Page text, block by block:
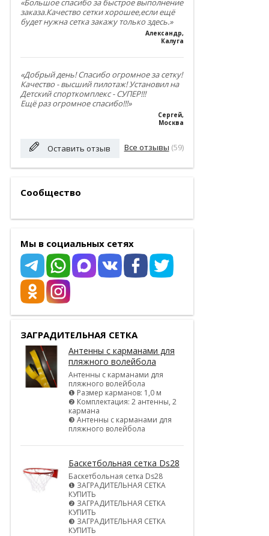
«Большое спасибо за быстрое выполнение
заказа.Качество сетки хорошее,если ещё
будет нужна сетка закажу только здесь.»
Александр,
Калуга
«Добрый день! Спасибо огромное за сетку!
Качество - высший пилотаж! Установил на
Детский спорткомплекс - СУПЕР!!!
Ещё раз огромное спасибо!!!»
Сергей,
Москва
Оставить отзыв Все отзывы (59)
Сообщество
Мы в социальных сетях
ЗАГРАДИТЕЛЬНАЯ СЕТКА
Антенны с карманами для
пляжного волейбола
Антенны с карманами для
пляжного волейбола
❶ Размер карманов: 1,0 м
❷ Комплектация: 2 антенны, 2
кармана
❸ Антенны с карманами для
пляжного волейбола
Баскетбольная сетка Ds28
Баскетбольная сетка Ds28
❶ ЗАГРАДИТЕЛЬНАЯ СЕТКА
КУПИТЬ
❷ ЗАГРАДИТЕЛЬНАЯ СЕТКА
КУПИТЬ
❸ ЗАГРАДИТЕЛЬНАЯ СЕТКА
КУПИТЬ